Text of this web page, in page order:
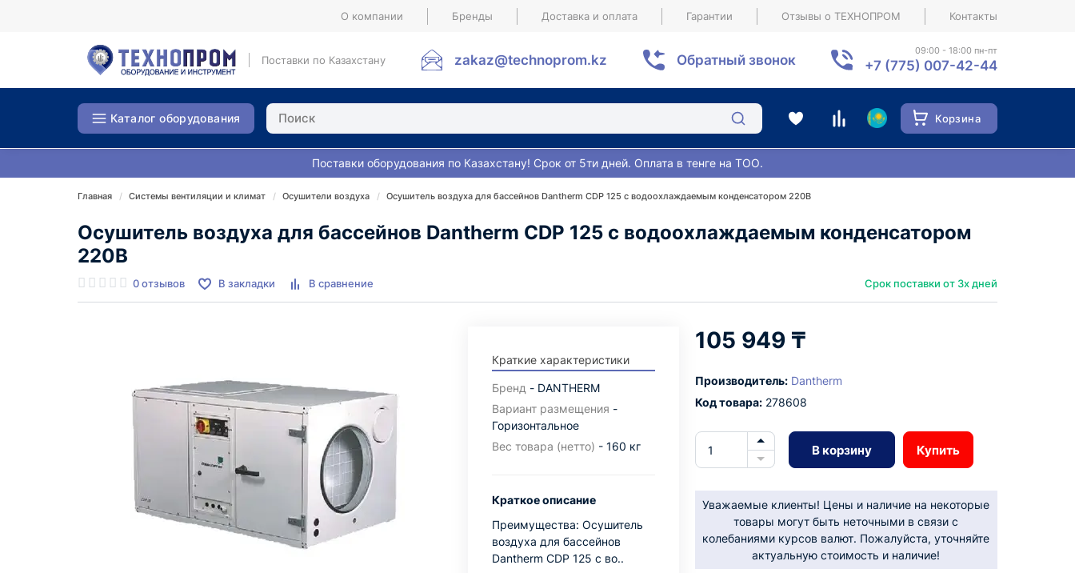
О компании Бренды Доставка и оплата Гарантии Отзывы о ТЕХНОПРОМ Контакты
Поставки по Казахстану zakaz@technoprom.kz Обратный звонок
09:00 - 18:00 пн-пт
+7 (775) 007-42-44
Каталог оборудования Корзина
Поставки оборудования по Казахстану! Срок от 5ти дней. Оплата в тенге на ТОО.
Главная Системы вентиляции и климат Осушители воздуха Осушитель воздуха для бассейнов Dantherm CDP 125 с водоохлаждаемым конденсатором 220В
Осушитель воздуха для бассейнов Dantherm CDP 125 с водоохлаждаемым конденсатором
220В
0 отзывов В закладки В сравнение Срок поставки от 3х дней
Краткие характеристики
Бренд - DANTHERM
Вариант размещения -
Горизонтальное
Вес товара (нетто) - 160 кг
Краткое описание
Преимущества: Осушитель
воздуха для бассейнов
Dantherm CDP 125 с во..
105 949 ₸
Производитель: Dantherm
Код товара:278608
В корзину Купить
Уважаемые клиенты! Цены и наличие на некоторые
товары могут быть неточными в связи с
колебаниями курсов валют. Пожалуйста, уточняйте
актуальную стоимость и наличие!